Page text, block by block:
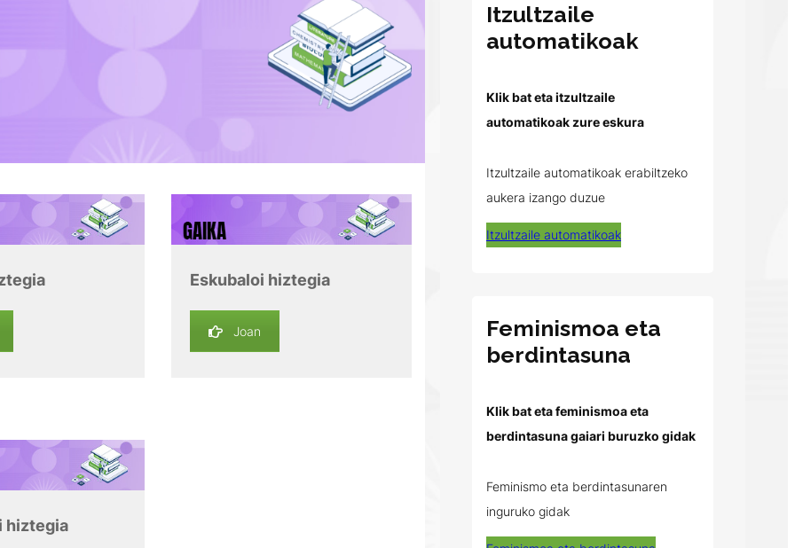
Eskubaloi hiztegia
Joan
hiztegia
Itzultzaile
automatikoak
Klik bat eta itzultzaile
automatikoak zure eskura
Itzultzaile automatikoak erabiltzeko
aukera izango duzue
Itzultzaile automatikoak
Feminismoa eta
berdintasuna
Klik bat eta feminismoa eta
berdintasuna gaiari buruzko gidak
Feminismo eta berdintasunaren
inguruko gidak